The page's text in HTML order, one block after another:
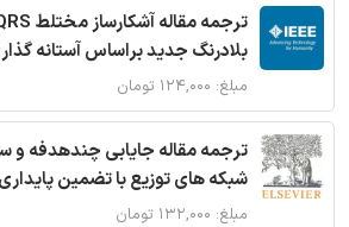
بلادرنگ جدید براساس آستانه
مبلغ: ۱۲۴,۰۰۰ تومان
شبکه های توزیع با تضمین
مبلغ: ۱۳۲,۰۰۰ تومان